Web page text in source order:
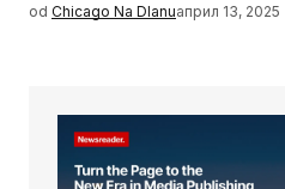
od Chicago Na Dlanuаприл 13, 2025